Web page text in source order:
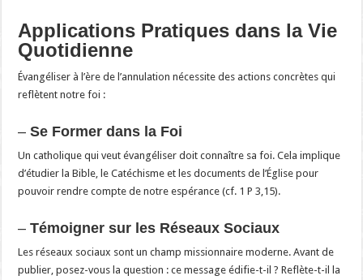
Applications Pratiques dans la Vie
Quotidienne
Évangéliser à l’ère de l’annulation nécessite des actions concrètes qui
reflètent notre foi :
–Se Former dans la Foi
Un catholique qui veut évangéliser doit connaître sa foi. Cela implique
d’étudier la Bible, le Catéchisme et les documents de l’Église pour
pouvoir rendre compte de notre espérance (cf. 1 P 3,15).
–Témoigner sur les Réseaux Sociaux
Les réseaux sociaux sont un champ missionnaire moderne. Avant de
publier, posez-vous la question : ce message édifie-t-il ? Reflète-t-il la